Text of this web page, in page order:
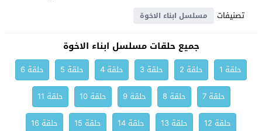
تصنيفات
مسلسل ابناء الاخوة
جميع حلقات مسلسل ابناء الاخوة
حلقة 1 حلقة 2 حلقة 3 حلقة 4 حلقة 5
حلقة 6
حلقة 7
حلقة 8 حلقة 9 حلقة 10
حلقة 11
حلقة 12
حلقة 13 حلقة 14 حلقة 15
حلقة 16